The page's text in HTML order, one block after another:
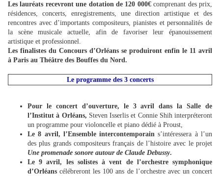
Les lauréats recevront une dotation de 120 000€comprenant des prix,
résidences, concerts, enregistrements, une direction artistique et des
rencontres avec d’importants compositeurs, pianistes et personnalités de
la scène musicale actuelle, afin de favoriser leur épanouissement
artistique et professionnel.
Les finalistes du Concours d’Orléans se produiront enfin le 11 avril
à Paris au Théâtre des Bouffes du Nord.
Le programme des 3 concerts
Pour le concert d’ouverture, le 3 avril dans la Salle de
l’Institut à Orléans, Steven Isserlis et Connie Shih interpréteront
un programme pour violoncelle et piano dédié à Proust,
Le 8 avril, l’Ensemble intercontemporains’intéressera à l’un
des plus grands compositeurs français de l’histoire avec le projet
Une promenade sonore autour de Claude Debussy.
Le 9 avril, les solistes à vent de l’orchestre symphonique
d’Orléans célébreront les 100 ans de l’orchestre avec un concert